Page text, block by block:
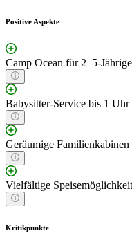
Positive Aspekte
Camp Ocean für 2–5-Jährige
Babysitter-Service bis 1 Uhr
Geräumige Familienkabinen
Vielfältige
Kritikpunkte